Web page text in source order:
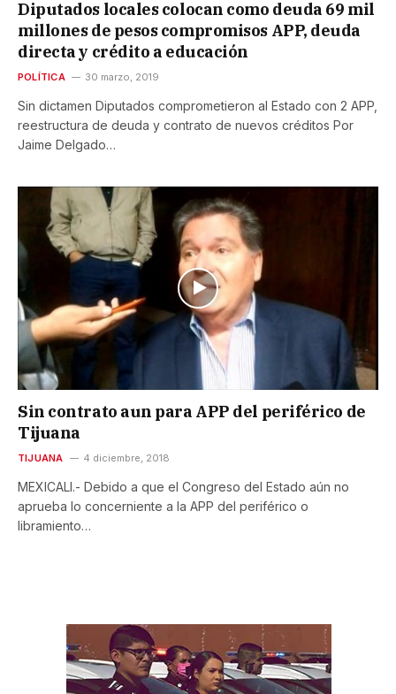
Diputados locales colocan como deuda 69 mil
millones de pesos compromisos APP, deuda
directa y crédito a educación
POLÍTICA 30 marzo, 2019
Sin dictamen Diputados comprometieron al Estado con 2 APP,
reestructura de deuda y contrato de nuevos créditos Por
Jaime Delgado…
Sin contrato aun para APP del periférico de
Tijuana
TIJUANA 4 diciembre, 2018
MEXICALI.- Debido a que el Congreso del Estado aún no
aprueba lo concerniente a la APP del periférico o
libramiento…